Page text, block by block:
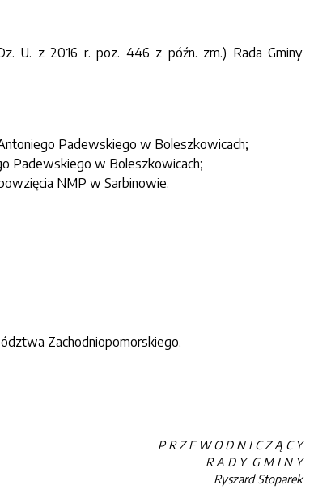
U. z 2016 r. poz. 446 z późn. zm.) Rada Gminy
Padewskiego w Boleszkowicach;
Padewskiego w Boleszkowicach;
NMP w Sarbinowie.
Zachodniopomorskiego.
P R Z E W O D N I C Z Ą C Y
R A D Y G M I N Y
Ryszard Stoparek